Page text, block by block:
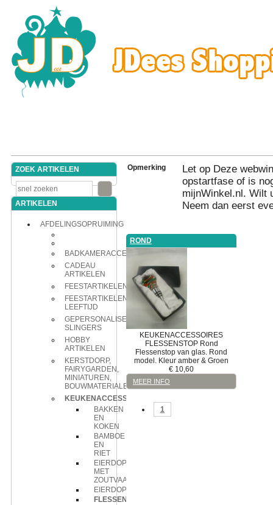
ZOEK ARTIKELEN
ARTIKELEN
AFDELINGSOPRUIMING
BADKAMERACCESSOIRES
CADEAU
ARTIKELEN
FEESTARTIKELEN
FEESTARTIKELEN
LEEFTIJD
GEPERSONALISEERDE
SLINGERS
HOBBY
ARTIKELEN
KERSTDORP,
FAIRYGARDEN,
MINIATUREN,
BOUWMATERIALEN
KEUKENACCESSOIRES
BAKKEN
EN
KOKEN
BAMBOE
EN
RIET
EIERDOPJE
MET
ZOUTVAATJE
EIERDOPJES
FLESSENSTOP
Opmerking
Let op Deze
opstartfase of is
mijnWinkel.nl. Wilt
Neem dan eerst
ROND
KEUKENACCESSOIRES
FLESSENSTOP Rond
Flessenstop van glas. Rond
model. Kleur amber & Groen
€ 10,60
MEER INFO
1